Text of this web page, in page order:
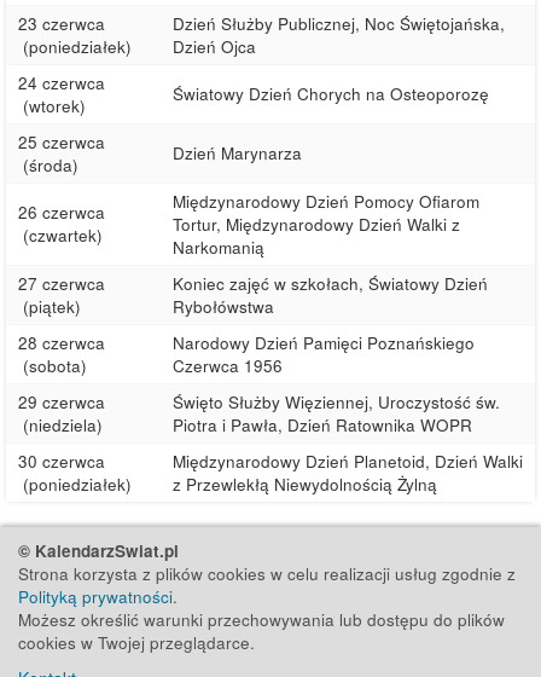
23 czerwca
(poniedziałek)
Dzień Służby Publicznej, Noc Świętojańska,
Dzień Ojca
24 czerwca
(wtorek)
Światowy Dzień Chorych na Osteoporozę
25 czerwca
(środa)
Dzień Marynarza
26 czerwca
(czwartek)
Międzynarodowy Dzień Pomocy Ofiarom
Tortur, Międzynarodowy Dzień Walki z
Narkomanią
27 czerwca
(piątek)
Koniec zajęć w szkołach, Światowy Dzień
Rybołówstwa
28 czerwca
(sobota)
Narodowy Dzień Pamięci Poznańskiego
Czerwca 1956
29 czerwca
(niedziela)
Święto Służby Więziennej, Uroczystość św.
Piotra i Pawła, Dzień Ratownika WOPR
30 czerwca
(poniedziałek)
Międzynarodowy Dzień Planetoid, Dzień Walki
z Przewlekłą Niewydolnością Żylną
© KalendarzSwiat.pl
Strona korzysta z plików cookies w celu realizacji usług zgodnie z
Polityką prywatności.
Możesz określić warunki przechowywania lub dostępu do plików
cookies w Twojej przeglądarce.